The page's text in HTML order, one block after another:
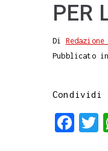
PER
Di
Pubblicato
Condividi
F
T